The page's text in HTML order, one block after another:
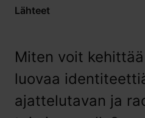
Lähteet
Miten voit
luovaa
ajattelutavan ja